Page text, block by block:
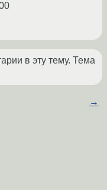
в эту тему. Тема
→